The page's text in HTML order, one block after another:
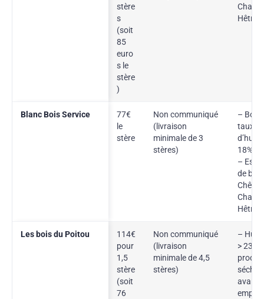
stère
s
(soit
85
euro
s le
stère
)
Hêtre
Blanc Bois Service
77€
le
stère
Non communiqué
(livraison
minimale de 3
stères)
– Bois
taux
18%
–
de
Chêne,
Hêtre,
Les bois du Poitou
114€
pour
1,5
stère
(soit
76
Non communiqué
(livraison
minimale de 4,5
stères)
–
> 23%
sécher
avant
emploi